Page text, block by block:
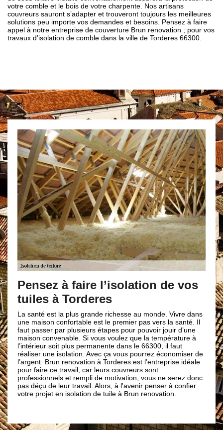
votre comble et le bois de votre charpente. Nos artisans
couvreurs sauront s’adapter et trouveront toujours les meilleures
solutions peu importe vos demandes et besoins. Pensez à faire
appel à notre entreprise de couverture Brun renovation ; pour vos
travaux d’isolation de comble dans la ville de Torderes 66300.
à faire l’isolation de vos
Torderes
la plus grande richesse au monde. Vivre dans
est le premier pas vers la santé. Il
plusieurs étapes pour pouvoir jouir d’une
Si vous voulez que la température à
plus permanente dans le 66300, il faut
Avec ça vous pourrez économiser de
renovation à Torderes est l’entreprise idéale
travail, car leurs couvreurs sont
et rempli de motivation, vous ne serez donc
leur travail. Alors, à l'avenir penser à confier
isolation de tuile à Brun renovation.
Couvreur
une
Pour l’isolation de
plusieurs isolants
une couche, étanche à
de toiture : la laine de
polyuréthane. C’est
appel à un
renovation pour s’en
vos choix. De plus,
l’intervention d’un
l’isolation soit
votre disposition peu
d’isolant que vous